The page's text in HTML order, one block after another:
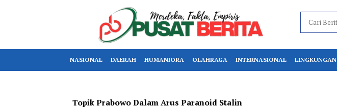
NASIONAL DAERAH HUMANIORA OLAHRAGA INTERNASIONAL LINGKUNGAN
Topik Prabowo Dalam Arus Paranoid Stalin